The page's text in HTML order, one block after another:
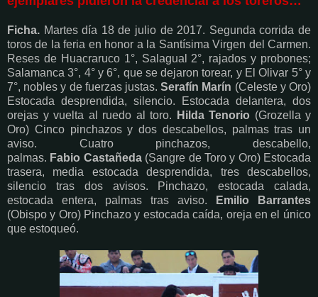
Ficha. Martes día 18 de julio de 2017. Segunda corrida de
toros de la feria en honor a la Santísima Virgen del Carmen.
Reses de Huacraruco 1°, Salagual 2°, rajados y probones;
Salamanca 3°, 4° y 6°, que se dejaron torear, y El Olivar 5° y
7°, nobles y de fuerzas justas.Serafín Marín (Celeste y Oro)
Estocada desprendida, silencio. Estocada delantera, dos
orejas y vuelta al ruedo al toro.
Hilda Tenorio (Grozella y
Oro) Cinco pinchazos y dos descabellos, palmas tras un
aviso. Cuatro pinchazos, descabello,
palmas. Fabio Castañeda(Sangre de Toro y Oro) Estocada
trasera, media estocada desprendida, tres descabellos,
silencio tras dos avisos. Pinchazo, estocada calada,
estocada entera, palmas tras aviso.
Emilio Barrantes
(Obispo y Oro) Pinchazo y estocada caída, oreja en el único
que estoqueó.